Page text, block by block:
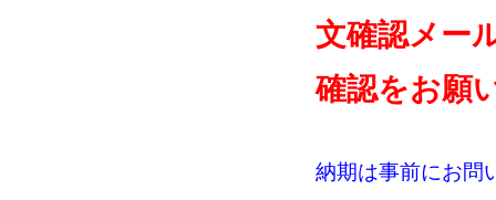
文確認メー
確認をお願
納期は事前にお問